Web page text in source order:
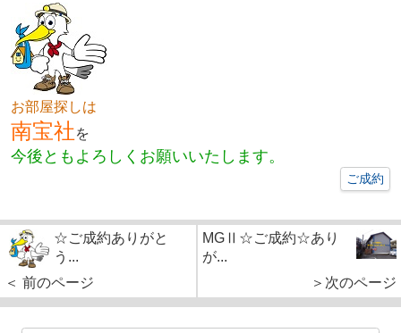
お部屋探しは
南宝社を
今後ともよろしくお願いいたします。
ご成約
☆ご成約ありがと
う...
＜ 前のページ
MGⅡ☆ご成約☆あり
が...
＞次のページ